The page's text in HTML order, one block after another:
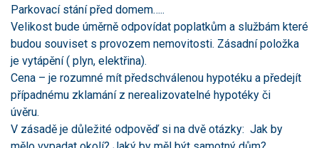
Parkovací stání před domem…..
Velikost bude úměrně odpovídat poplatkům a službám které
budou souviset s provozem nemovitosti. Zásadní položka
je vytápění ( plyn, elektřina).
Cena – je rozumné mít předschválenou hypotéku a předejít
případnému zklamání z nerealizovatelné hypotéky či
úvěru.
V zásadě je důležité odpověď si na dvě otázky: Jak by